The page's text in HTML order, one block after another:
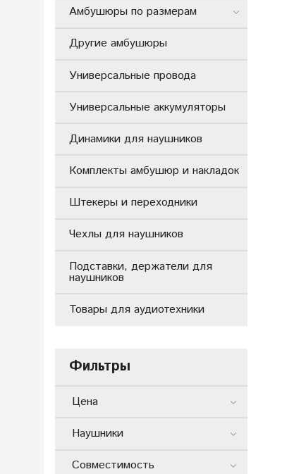
Амбушюры по размерам
Другие амбушюры
Универсальные провода
Универсальные аккумуляторы
Динамики для наушников
Комплекты амбушюр и накладок
Штекеры и переходники
Чехлы для наушников
Подставки, держатели для
наушников
Товары для аудиотехники
Фильтры
Цена
Наушники
Совместимость